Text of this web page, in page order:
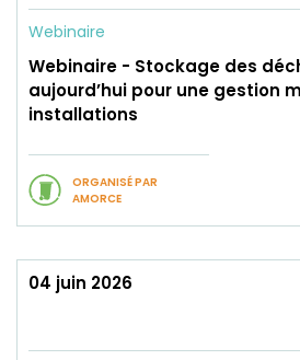
Webinaire
Webinaire - Stockage des
aujourd’hui pour une gestion
installations
ORGANISÉ PAR
AMORCE
04 juin 2026